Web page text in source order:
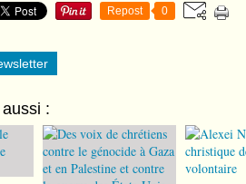
Repost 0
: